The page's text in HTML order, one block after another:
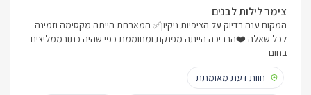
צימר לילות לבנים
המקום ענה בדיוק על הציפיות ניקיון✅ המארחת הייתה מקסימה וזמינה
לכל שאלה ❤️הבריכה הייתה מפנקת ומחוממת כפי שהיה כתובממליצים
בחום
חוות דעת מאומתת